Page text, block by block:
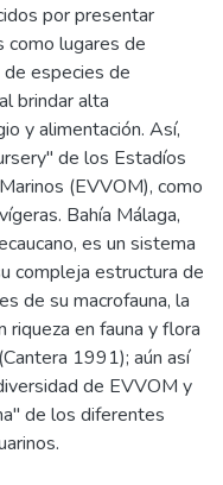
por presentar
como lugares de
especies de
brindar alta
y alimentación. Así,
de los Estadíos
(EVVOM), como
Bahía Málaga,
es un sistema
compleja estructura de
de su macrofauna, la
en fauna y flora
1991); aún así
de EVVOM y
de los diferentes